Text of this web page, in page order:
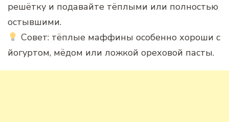
решётку и подавайте тёплыми или полностью
остывшими.
Совет: тёплые маффины особенно хороши с
йогуртом, мёдом или ложкой ореховой пасты.